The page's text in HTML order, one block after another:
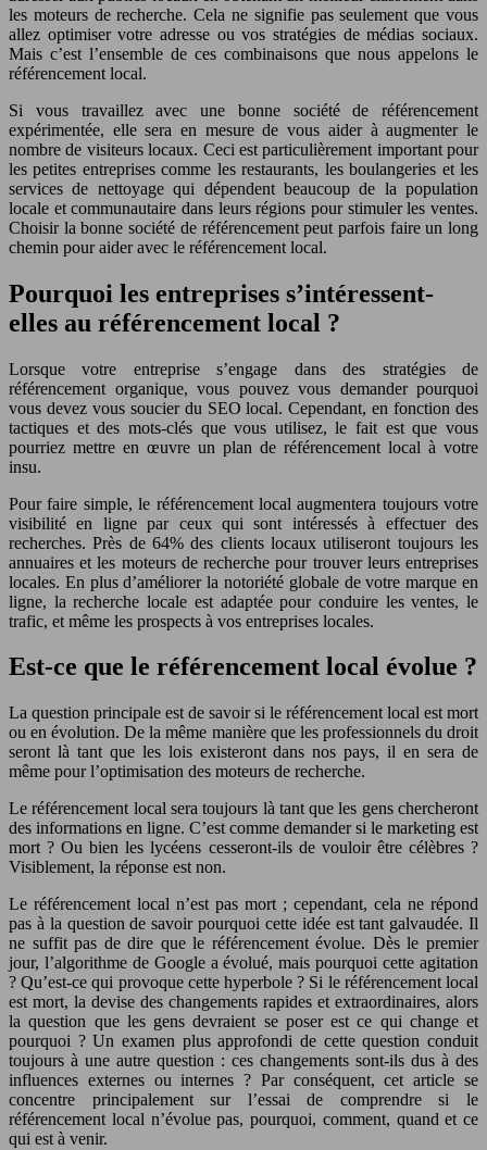
les moteurs de recherche. Cela ne signifie pas seulement que vous
allez optimiser votre adresse ou vos stratégies de médias sociaux.
Mais c’est l’ensemble de ces combinaisons que nous appelons le
référencement local.
Si vous travaillez avec une bonne société de référencement
expérimentée, elle sera en mesure de vous aider à augmenter le
nombre de visiteurs locaux. Ceci est particulièrement important pour
les petites entreprises comme les restaurants, les boulangeries et les
services de nettoyage qui dépendent beaucoup de la population
locale et communautaire dans leurs régions pour stimuler les ventes.
Choisir la bonne société de référencement peut parfois faire un long
chemin pour aider avec le référencement local.
Pourquoi les entreprises s’intéressent-
elles au référencement local ?
Lorsque votre entreprise s’engage dans des stratégies de
référencement organique, vous pouvez vous demander pourquoi
vous devez vous soucier du SEO local. Cependant, en fonction des
tactiques et des mots-clés que vous utilisez, le fait est que vous
pourriez mettre en œuvre un plan de référencement local à votre
insu.
Pour faire simple, le référencement local augmentera toujours votre
visibilité en ligne par ceux qui sont intéressés à effectuer des
recherches. Près de 64% des clients locaux utiliseront toujours les
annuaires et les moteurs de recherche pour trouver leurs entreprises
locales. En plus d’améliorer la notoriété globale de votre marque en
ligne, la recherche locale est adaptée pour conduire les ventes, le
trafic, et même les prospects à vos entreprises locales.
Est-ce que le référencement local évolue ?
La question principale est de savoir si le référencement local est mort
ou en évolution. De la même manière que les professionnels du droit
seront là tant que les lois existeront dans nos pays, il en sera de
même pour l’optimisation des moteurs de recherche.
Le référencement local sera toujours là tant que les gens chercheront
des informations en ligne. C’est comme demander si le marketing est
mort ? Ou bien les lycéens cesseront-ils de vouloir être célèbres ?
Visiblement, la réponse est non.
Le référencement local n’est pas mort ; cependant, cela ne répond
pas à la question de savoir pourquoi cette idée est tant galvaudée. Il
ne suffit pas de dire que le référencement évolue. Dès le premier
jour, l’algorithme de Google a évolué, mais pourquoi cette agitation
? Qu’est-ce qui provoque cette hyperbole ? Si le référencement local
est mort, la devise des changements rapides et extraordinaires, alors
la question que les gens devraient se poser est ce qui change et
pourquoi ? Un examen plus approfondi de cette question conduit
toujours à une autre question : ces changements sont-ils dus à des
influences externes ou internes ? Par conséquent, cet article se
concentre principalement sur l’essai de comprendre si le
référencement local n’évolue pas, pourquoi, comment, quand et ce
qui est à venir.